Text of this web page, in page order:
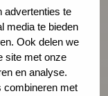
advertenties te
media te bieden
Ook delen we
site met onze
en analyse.
combineren met
naar
het